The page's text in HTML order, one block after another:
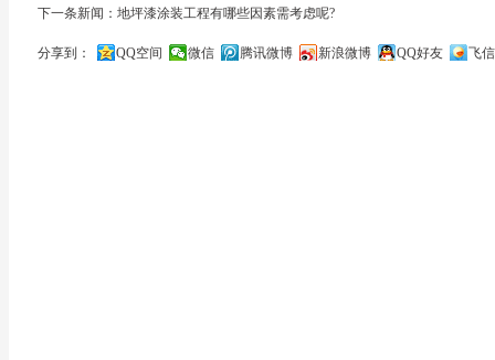
有的开发商,只为了表面做的好看,以及低成本考虑,就想着反正只要用3年就差
下一条新闻：地坪漆涂装工程有哪些因素需考虑呢?
分享到： QQ空间 微信 腾讯微博 新浪微博 QQ好友
飞信